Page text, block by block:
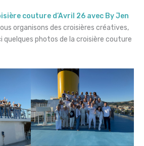
couture d’Avril 26 avec By Jen
organisons des croisières créatives,
quelques photos de la croisière couture